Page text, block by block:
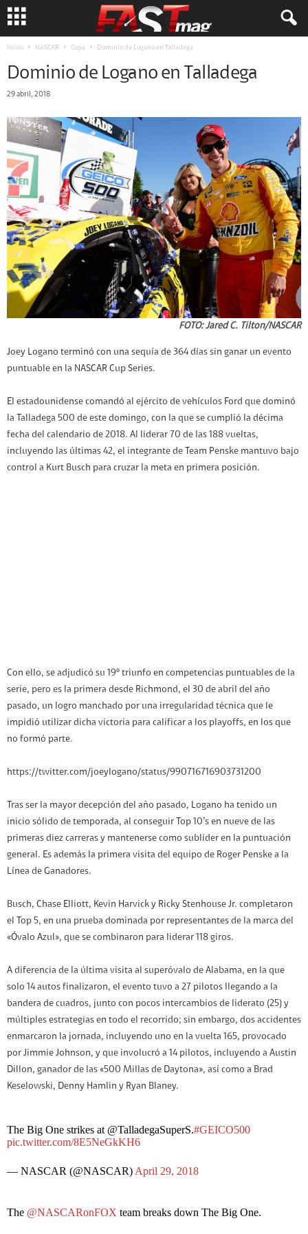
Inicio NASCAR Copa Dominio de Logano en Talladega
Dominio de Logano en Talladega
29 abril, 2018
FOTO: Jared C. Tilton/NASCAR
Joey Logano terminó con una sequía de 364 días sin ganar un evento
puntuable en la NASCAR Cup Series.
El estadounidense comandó al ejército de vehículos Ford que dominó
la Talladega 500 de este domingo, con la que se cumplió la décima
fecha del calendario de 2018. Al liderar 70 de las 188 vueltas,
incluyendo las últimas 42, el integrante de Team Penske mantuvo bajo
control a Kurt Busch para cruzar la meta en primera posición.
Con ello, se adjudicó su 19º triunfo en competencias puntuables de la
serie, pero es la primera desde Richmond, el 30 de abril del año
pasado, un logro manchado por una irregularidad técnica que le
impidió utilizar dicha victoria para calificar a los playoffs, en los que
no formó parte.
https://twitter.com/joeylogano/status/990716716903731200
Tras ser la mayor decepción del año pasado, Logano ha tenido un
inicio sólido de temporada, al conseguir Top 10’s en nueve de las
primeras diez carreras y mantenerse como sublíder en la puntuación
general. Es además la primera visita del equipo de Roger Penske a la
Línea de Ganadores.
Busch, Chase Elliott, Kevin Harvick y Ricky Stenhouse Jr. completaron
el Top 5, en una prueba dominada por representantes de la marca del
«Óvalo Azul», que se combinaron para liderar 118 giros.
A diferencia de la última visita al superóvalo de Alabama, en la que
solo 14 autos finalizaron, el evento tuvo a 27 pilotos llegando a la
bandera de cuadros, junto con pocos intercambios de liderato (25) y
múltiples estrategias en todo el recorrido; sin embargo, dos accidentes
enmarcaron la jornada, incluyendo uno en la vuelta 165, provocado
por Jimmie Johnson, y que involucró a 14 pilotos, incluyendo a Austin
Dillon, ganador de las «500 Millas de Daytona», así como a Brad
Keselowski, Denny Hamlin y Ryan Blaney.
The Big One strikes at @TalladegaSuperS.#GEICO500
pic.twitter.com/8E5NeGkKH6
— NASCAR (@NASCAR) April 29, 2018
The @NASCARonFOX team breaks down The Big One.